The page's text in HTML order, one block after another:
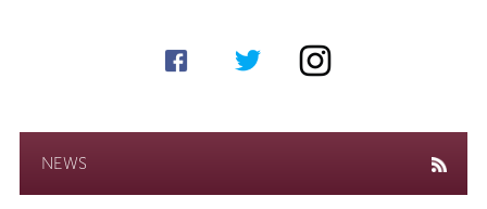
NEWS